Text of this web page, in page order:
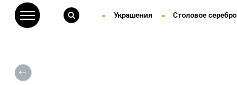
Украшения Столовое серебро